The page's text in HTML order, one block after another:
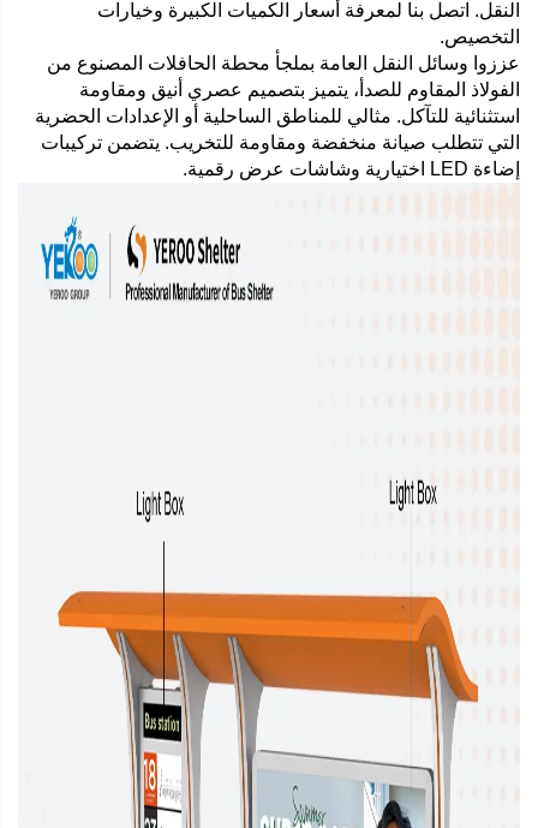
النقل. اتصل بنا لمعرفة أسعار الكميات الكبيرة وخيارات
التخصيص.
عززوا وسائل النقل العامة بملجأ محطة الحافلات المصنوع من
الفولاذ المقاوم للصدأ، يتميز بتصميم عصري أنيق ومقاومة
استثنائية للتآكل. مثالي للمناطق الساحلية أو الإعدادات الحضرية
التي تتطلب صيانة منخفضة ومقاومة للتخريب. يتضمن تركيبات
إضاءة LED اختيارية وشاشات عرض رقمية.